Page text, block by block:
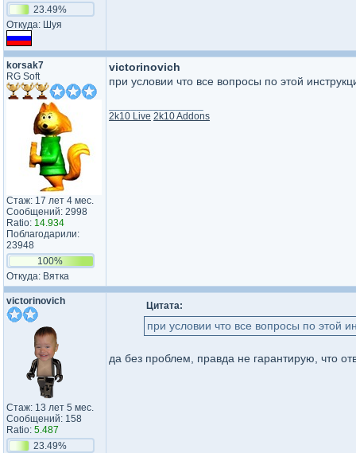
23.49%
Откуда: Шуя
korsak7
RG Soft
Стаж: 17 лет 4 мес.
Сообщений: 2998
Ratio: 14.934
Поблагодарили:
23948
100%
Откуда: Вятка
victorinovich
при условии что все вопросы по этой
2k10 Live 2k10 Addons
victorinovich
Стаж: 13 лет 5 мес.
Сообщений: 158
Ratio: 5.487
23.49%
Цитата:
при условии что все вопросы по этой
да без проблем, правда не гарантирую, что